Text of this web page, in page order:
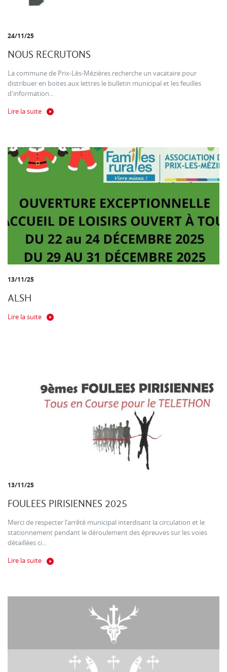
24/11/25
NOUS RECRUTONS
La commune de Prix-Lès-Mézières recherche un vacataire pour
distribuer en boites aux lettres le bulletin municipal et les feuilles
d'information...
Lire la suite
13/11/25
ALSH
Lire la suite
13/11/25
FOULEES PIRISIENNES 2025
Merci de respecter l’arrêté municipal interdisant la circulation et le
stationnement pendant le déroulement des épreuves sur les voies
détaillées ci...
Lire la suite